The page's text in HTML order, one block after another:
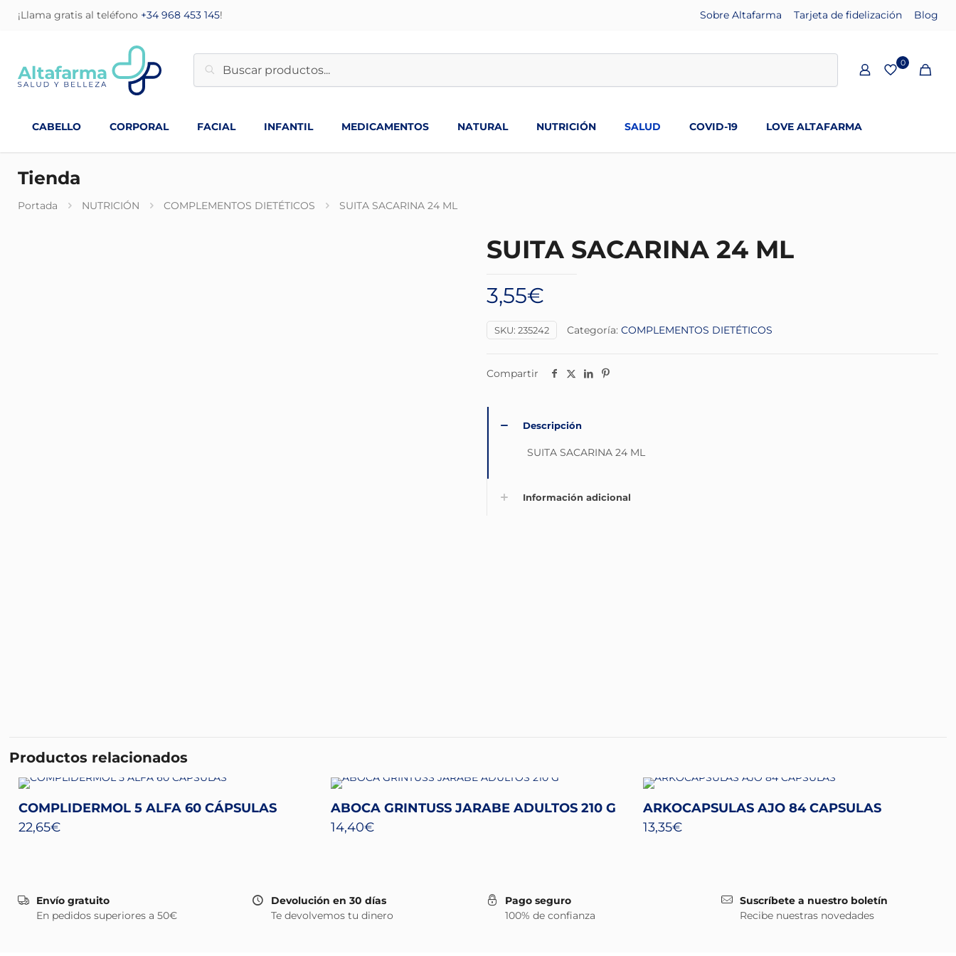
¡Llama gratis al teléfono +34 968 453 145! Sobre Altafarma Tarjeta de fidelización Blog
0
CABELLO CORPORAL FACIAL INFANTIL MEDICAMENTOS NATURAL NUTRICIÓN SALUD COVID-19 LOVE ALTAFARMA
Tienda
Portada NUTRICIÓN COMPLEMENTOS DIETÉTICOS SUITA SACARINA 24 ML
SUITA SACARINA 24 ML
3,55€
SKU: 235242 Categoría: COMPLEMENTOS DIETÉTICOS
Compartir
Descripción
SUITA SACARINA 24 ML
Información adicional
Productos relacionados
COMPLIDERMOL 5 ALFA 60 CÁPSULAS
22,65€
ABOCA GRINTUSS JARABE ADULTOS 210 G
14,40€
ARKOCAPSULAS AJO 84 CAPSULAS
13,35€
Envío gratuito
En pedidos superiores a 50€
Devolución en 30 días
Te devolvemos tu dinero
Pago seguro
100% de confianza
Suscríbete a nuestro boletín
Recibe nuestras novedades